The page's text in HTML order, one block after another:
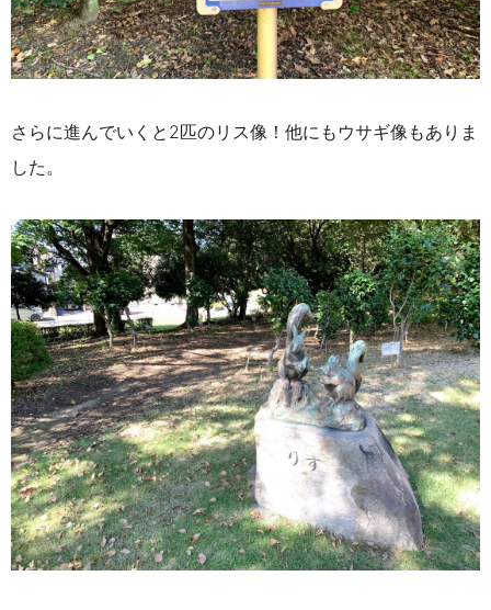
さらに進んでいくと2匹のリス像！他にもウサギ像もありま
した。